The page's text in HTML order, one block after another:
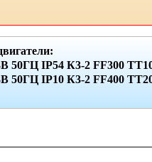
IР54 К3-2 FF300 ТТ10
IР10 К3-2 FF400 ТТ20